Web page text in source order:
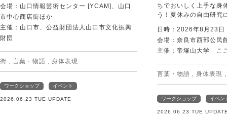
会場：山口情報芸術センター [YCAM]、山口
市中心商店街ほか
主催：山口市、公益財団法人山口市文化振興
財団
街 言葉・物語 身体表現
ワークショップ イベント
2026.06.23 TUE UPDATE
ちでおいしく上手な身
う！夏休みの自由研究
日時：2026年8月23日
会場：奈良市西部公民
主催：帝塚山大学 こ
言葉・物語 身体表現
ワークショップ イベン
2026.06.23 TUE